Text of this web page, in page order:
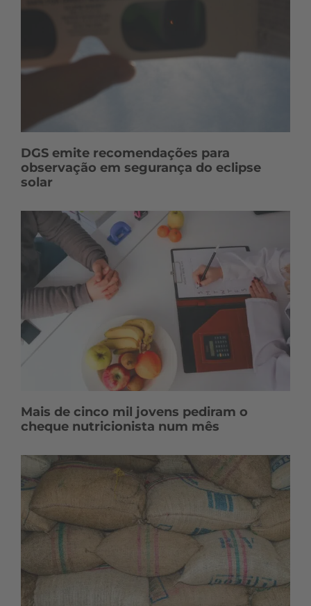
DGS emite recomendações para
observação em segurança do eclipse
solar
Mais de cinco mil jovens pediram o
cheque nutricionista num mês